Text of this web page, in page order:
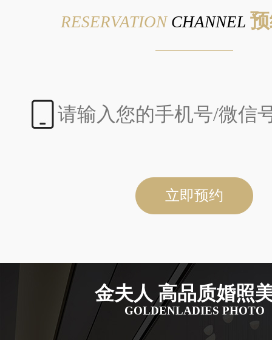
RESERVATION CHANNEL
立即预约
金夫人 高品质婚照
GOLDENLADIES PHOTO